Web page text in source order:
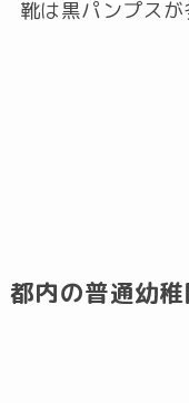
靴は黒パンプスが
都内の普通幼